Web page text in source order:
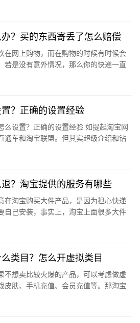
？买的东西寄丢了怎么赔偿
在网上购物，而在购物的时候有时候会
若是没有意外情况，那么你的快递一直
？正确的设置经验
么设置？正确的设置经验 如提起淘宝网
通车和淘宝联盟。但其实超级介绍和钻
？淘宝提供的服务有哪些
在淘宝购买大件产品，是因为担心快递
自己安装，事实上，淘宝上面很多大件
类目？怎么开虚拟类目
不想卖比较火爆的产品，可以考虑做虚
皮肤、手机充值、会员充值等。那淘宝